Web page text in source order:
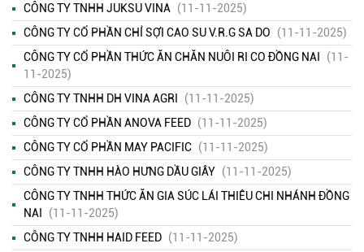
CÔNG TY TNHH JUKSU VINA
(11-11-2025)
CÔNG TY CỔ PHẦN CHỈ SỢI CAO SU V.R.G SA DO
(11-11-2025)
CÔNG TY CỔ PHẦN THỨC ĂN CHĂN NUÔI RI CO ĐỒNG NAI
(11-
11-2025)
CÔNG TY TNHH DH VINA AGRI
(11-11-2025)
CÔNG TY CỔ PHẦN ANOVA FEED (11-11-2025)
CÔNG TY CỔ PHẦN MAY PACIFIC (11-11-2025)
CÔNG TY TNHH HÀO HƯNG DẦU GIÂY (11-11-2025)
CÔNG TY TNHH THỨC ĂN GIA SÚC LÁI THIÊU CHI NHÁNH ĐỒNG
NAI
(11-11-2025)
CÔNG TY TNHH HAID FEED (11-11-2025)
KẾT QUẢ QUAN TRẮC MÔI TRƯỜNG QUÝ 2 NĂM 2026
)